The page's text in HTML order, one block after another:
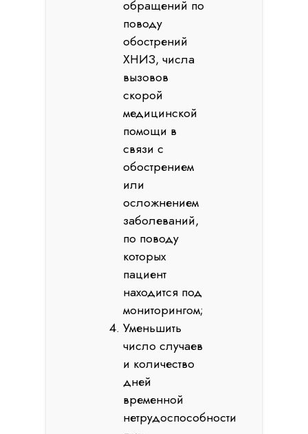
обращений по
поводу
обострений
ХНИЗ, числа
вызовов
скорой
медицинской
помощи в
связи с
обострением
или
осложнением
заболеваний,
по поводу
которых
пациент
находится под
мониторингом;
Уменьшить
число случаев
и количество
дней
временной
нетрудоспособности